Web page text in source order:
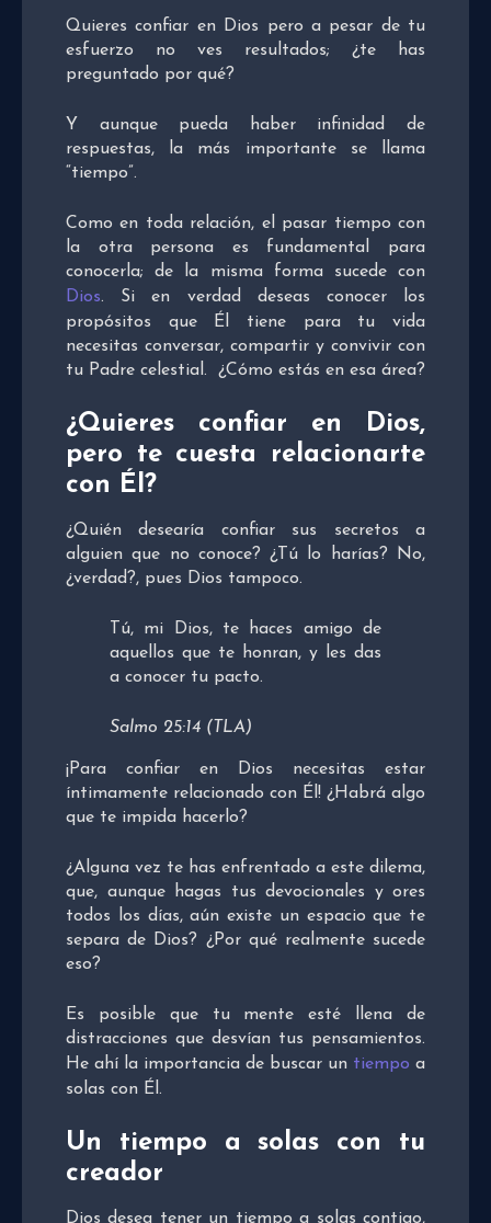
Quieres confiar en Dios pero a pesar de tu
esfuerzo no ves resultados; ¿te has
preguntado por qué?
Y aunque pueda haber infinidad de
respuestas, la más importante se llama
“tiempo”.
Como en toda relación, el pasar tiempo con
la otra persona es fundamental para
conocerla; de la misma forma sucede con
Dios. Si en verdad deseas conocer los
propósitos que Él tiene para tu vida
necesitas conversar, compartir y convivir con
tu Padre celestial. ¿Cómo estás en esa área?
¿Quieres confiar en Dios,
pero te cuesta relacionarte
con Él?
¿Quién desearía confiar sus secretos a
alguien que no conoce? ¿Tú lo harías? No,
¿verdad?, pues Dios tampoco.
Tú, mi Dios, te haces amigo de
aquellos que te honran, y les das
a conocer tu pacto.
Salmo 25:14 (TLA)
¡Para confiar en Dios necesitas estar
íntimamente relacionado con Él! ¿Habrá algo
que te impida hacerlo?
¿Alguna vez te has enfrentado a este dilema,
que, aunque hagas tus devocionales y ores
todos los días, aún existe un espacio que te
separa de Dios? ¿Por qué realmente sucede
eso?
Es posible que tu mente esté llena de
distracciones que desvían tus pensamientos.
He ahí la importancia de buscar un tiempo a
solas con Él.
Un tiempo a solas con tu
creador
Dios desea tener un tiempo a solas contigo,